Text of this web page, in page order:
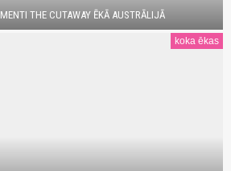
THE CUTAWAY ĒKĀ AUSTRĀLIJĀ
koka ēkas